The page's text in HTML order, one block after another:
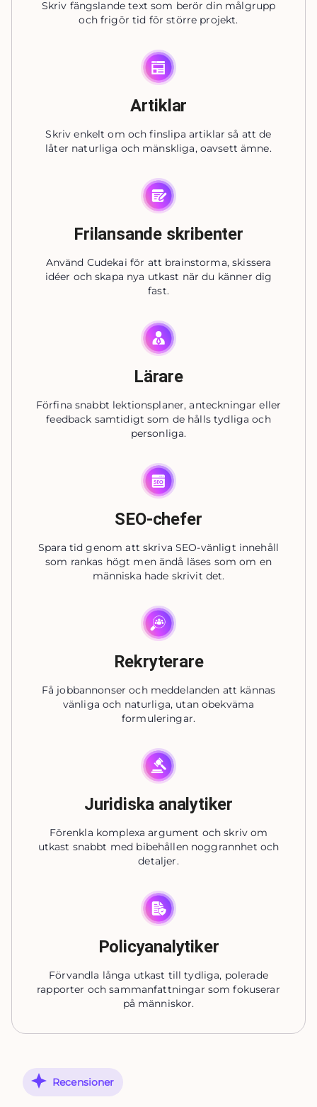
Skriv fängslande text som berör din målgrupp
och frigör tid för större projekt.
Artiklar
Skriv enkelt om och finslipa artiklar så att de
låter naturliga och mänskliga, oavsett ämne.
Frilansande skribenter
Använd Cudekai för att brainstorma, skissera
idéer och skapa nya utkast när du känner dig
fast.
Lärare
Förfina snabbt lektionsplaner, anteckningar eller
feedback samtidigt som de hålls tydliga och
personliga.
SEO-chefer
Spara tid genom att skriva SEO-vänligt innehåll
som rankas högt men ändå läses som om en
människa hade skrivit det.
Rekryterare
Få jobbannonser och meddelanden att kännas
vänliga och naturliga, utan obekväma
formuleringar.
Juridiska analytiker
Förenkla komplexa argument och skriv om
utkast snabbt med bibehållen noggrannhet och
detaljer.
Policyanalytiker
Förvandla långa utkast till tydliga, polerade
rapporter och sammanfattningar som fokuserar
på människor.
Recensioner